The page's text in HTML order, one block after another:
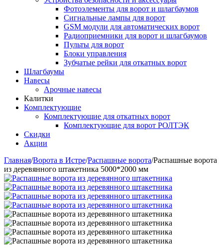
Фотоэлементы для ворот и шлагбаумов
Сигнальные лампы для ворот
GSM модули для автоматических ворот
Радиоприемники для ворот и шлагбаумов
Пульты для ворот
Блоки управления
Зубчатые рейки для откатных ворот
Шлагбаумы
Навесы
Арочные навесы
Калитки
Комплектующие
Комплектующие для откатных ворот
Комплектующие для ворот РОЛТЭК
Скидки
Акции
Главная/Ворота в Истре/Распашные ворота/Распашные ворота
из деревянного штакетника 5000*2000 мм